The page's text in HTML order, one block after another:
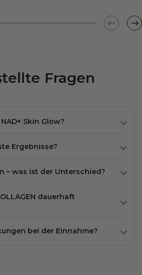
Fragen
Skin Glow?
Ergebnisse?
– was ist der Unterschied?
dauerhaft
bei der Einnahme?